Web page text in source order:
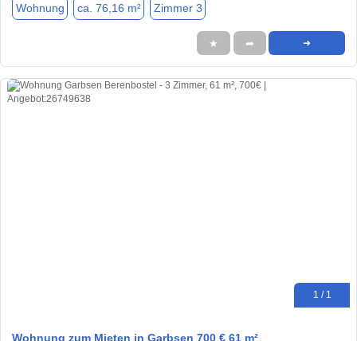
Wohnung ca. 76,16 m² Zimmer 3
★ ➦ ➜
1 / 1
Wohnung zum Mieten in Garbsen 700 € 61 m²